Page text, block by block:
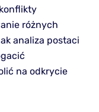
różnych
analiza postaci
na odkrycie